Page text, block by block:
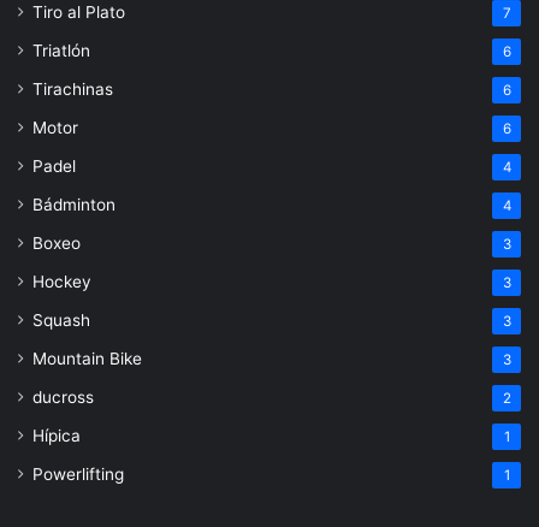
Tiro al Plato 7
Triatlón 6
Tirachinas 6
Motor 6
Padel 4
Bádminton 4
Boxeo 3
Hockey 3
Squash 3
Mountain Bike 3
ducross 2
Hípica 1
Powerlifting 1